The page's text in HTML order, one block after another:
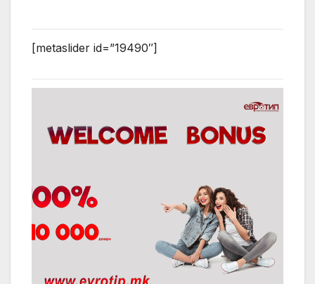
[metaslider id=”19490″]